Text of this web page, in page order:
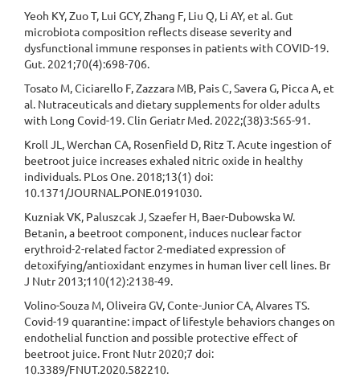
Yeoh KY, Zuo T, Lui GCY, Zhang F, Liu Q, Li AY, et al. Gut
microbiota composition reflects disease severity and
dysfunctional immune responses in patients with COVID-19.
Gut. 2021;70(4):698-706.
Tosato M, Ciciarello F, Zazzara MB, Pais C, Savera G, Picca A, et
al. Nutraceuticals and dietary supplements for older adults
with Long Covid-19. Clin Geriatr Med. 2022;(38)3:565-91.
Kroll JL, Werchan CA, Rosenfield D, Ritz T. Acute ingestion of
beetroot juice increases exhaled nitric oxide in healthy
individuals. PLos One. 2018;13(1) doi:
10.1371/JOURNAL.PONE.0191030.
Kuzniak VK, Paluszcak J, Szaefer H, Baer-Dubowska W.
Betanin, a beetroot component, induces nuclear factor
erythroid-2-related factor 2-mediated expression of
detoxifying/antioxidant enzymes in human liver cell lines. Br
J Nutr 2013;110(12):2138-49.
Volino-Souza M, Oliveira GV, Conte-Junior CA, Alvares TS.
Covid-19 quarantine: impact of lifestyle behaviors changes on
endothelial function and possible protective effect of
beetroot juice. Front Nutr 2020;7 doi:
10.3389/FNUT.2020.582210.